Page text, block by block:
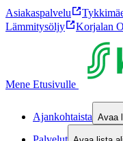
Asiakaspalvelu
Lämmitysöljy
Korjalan
Mene Etusivulle
Ajankohtaista Avaa